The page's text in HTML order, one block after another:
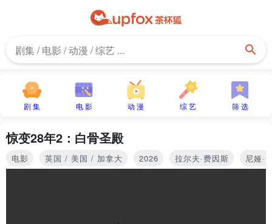
剧 集 电 影 动 漫 综 艺 筛 选
惊变28年2：白骨圣殿
电影 英国 / 美国 / 加拿大 2026 拉尔夫·费因斯 尼娅·